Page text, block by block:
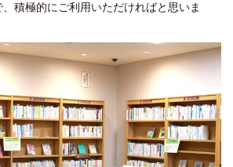
積極的にご利用いただければと思いま